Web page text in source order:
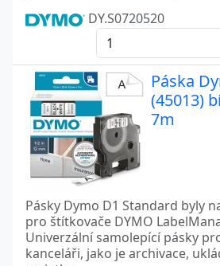
DY.S0720520
Páska
(45013)
7m
Pásky Dymo D1 Standard byly
pro štítkovače DYMO
Univerzální samolepící pásky
kanceláři, jako je archivace,